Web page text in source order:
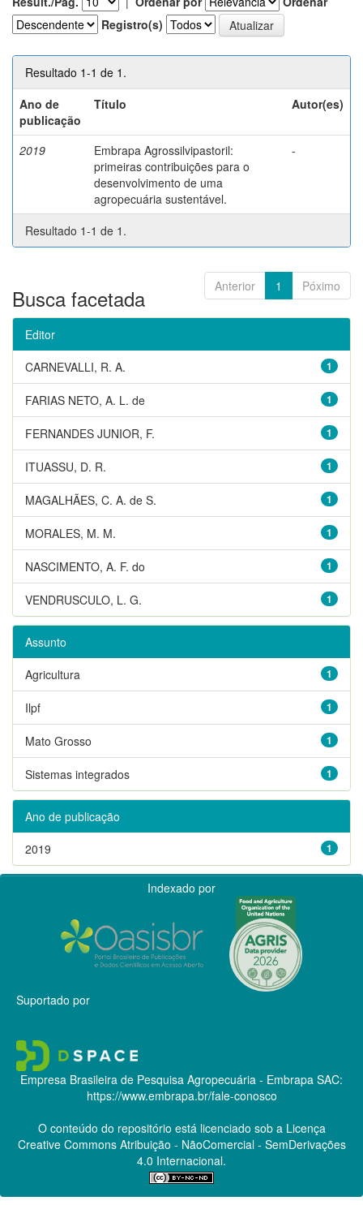
Registro(s)
Resultado 1-1 de 1.
Ano de
publicação
Título Autor(es)
2019
Embrapa Agrossilvipastoril:
primeiras contribuições para o
desenvolvimento de uma
agropecuária sustentável.
-
Resultado 1-1 de 1.
Anterior 1 Póximo
Busca facetada
Editor
1
CARNEVALLI, R. A.
1
FARIAS NETO, A. L. de
1
FERNANDES JUNIOR, F.
1
ITUASSU, D. R.
1
MAGALHÃES, C. A. de S.
1
MORALES, M. M.
1
NASCIMENTO, A. F. do
1
VENDRUSCULO, L. G.
Assunto
1
Agricultura
1
Ilpf
1
Mato Grosso
1
Sistemas integrados
Ano de publicação
1
2019
Indexado por
Suportado por
Empresa Brasileira de Pesquisa Agropecuária - Embrapa SAC:
https://www.embrapa.br/fale-conosco
O conteúdo do repositório está licenciado sob a Licença
Creative CommonsAtribuição - NãoComercial - SemDerivações
4.0 Internacional.